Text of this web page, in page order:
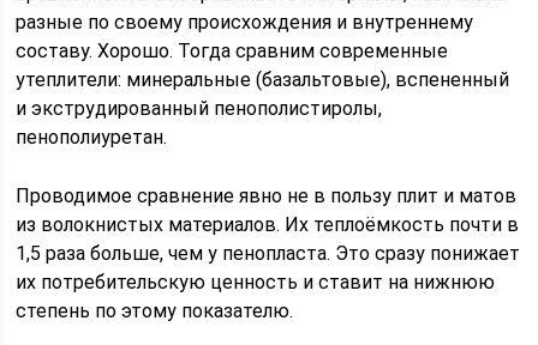
разные по своему происхождения и внутреннему
составу. Хорошо. Тогда сравним современные
утеплители: минеральные (базальтовые), вспененный
и экструдированный пенополистиролы,
пенополиуретан.
Проводимое сравнение явно не в пользу плит и матов
из волокнистых материалов. Их теплоёмкость почти в
1,5 раза больше, чем у пенопласта. Это сразу понижает
их потребительскую ценность и ставит на нижнюю
степень по этому показателю.